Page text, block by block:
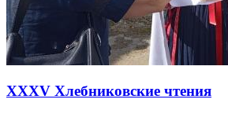
ХХХV Хлебниковские чтения